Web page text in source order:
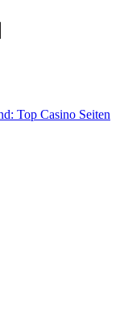
Top Casino Seiten